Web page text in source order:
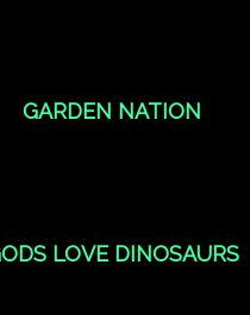
GARDEN NATION
LOVE DINOSAURS